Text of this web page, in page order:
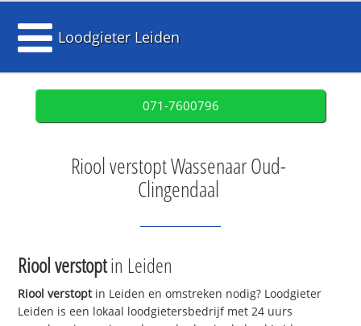
Loodgieter Leiden
071-7600796
Riool verstopt Wassenaar Oud-
Clingendaal
Riool verstoptin Leiden
Riool verstoptin Leiden en omstreken nodig? Loodgieter
Leiden is een lokaal loodgietersbedrijf met 24 uurs